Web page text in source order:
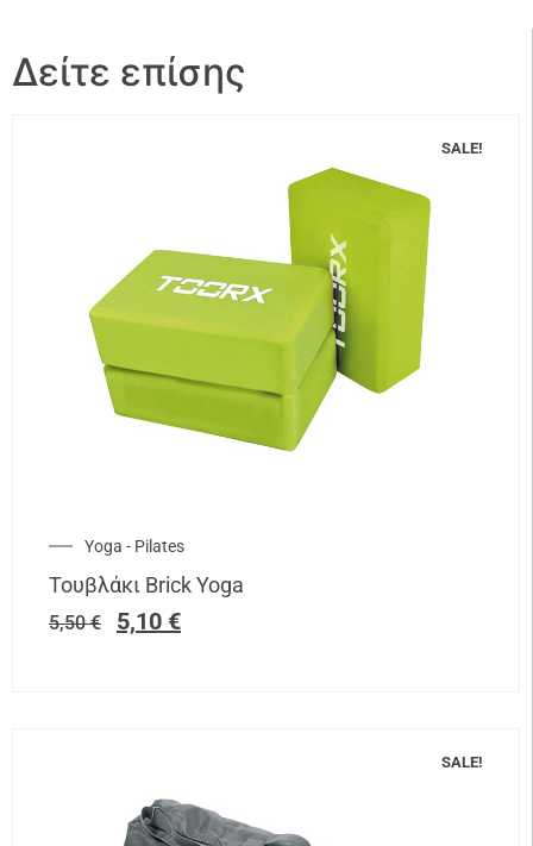
Δείτε επίσης
SALE!
Yoga - Pilates
Τουβλάκι Brick Yoga
5,50€ 5,10 €
SALE!